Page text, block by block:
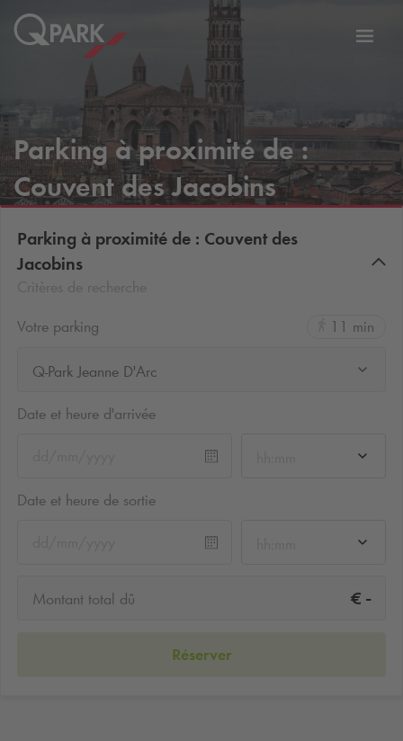
Parking à proximité de :
Couvent des Jacobins
Parking à proximité de : Couvent des
Jacobins
Votre parking
11 min
Q-Park Jeanne D'Arc
Date et heure d'arrivée
Date et heure de sortie
Montant total dû € -
Réserver